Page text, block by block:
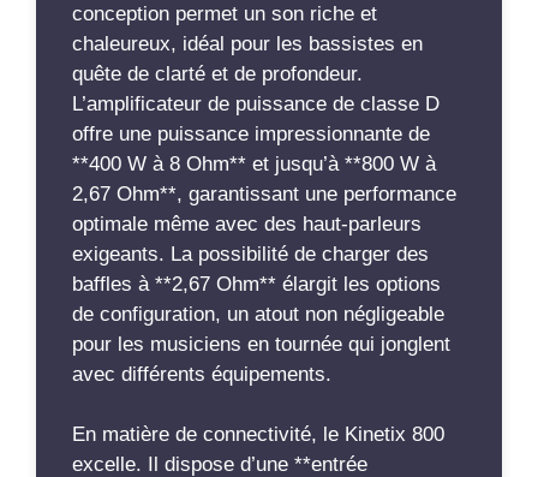
conception permet un son riche et
chaleureux, idéal pour les bassistes en
quête de clarté et de profondeur.
L’amplificateur de puissance de classe D
offre une puissance impressionnante de
**400 W à 8 Ohm** et jusqu’à **800 W à
2,67 Ohm**, garantissant une performance
optimale même avec des haut-parleurs
exigeants. La possibilité de charger des
baffles à **2,67 Ohm** élargit les options
de configuration, un atout non négligeable
pour les musiciens en tournée qui jonglent
avec différents équipements.
En matière de connectivité, le Kinetix 800
excelle. Il dispose d’une **entrée